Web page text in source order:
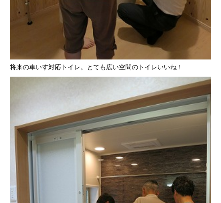
将来の車いす対応トイレ。 とても広い空間のトイレいいね！